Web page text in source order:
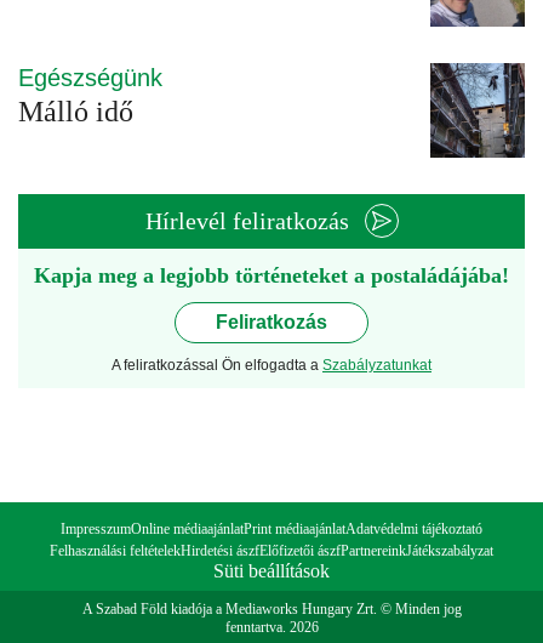
Egészségünk
Málló idő
Hírlevél feliratkozás
Kapja meg a legjobb történeteket a postaládájába!
Feliratkozás
A feliratkozással Ön elfogadta a Szabályzatunkat
ImpresszumOnline médiaajánlatPrint médiaajánlatAdatvédelmi tájékoztató
Felhasználási feltételekHirdetési ászfElőfizetői ászfPartnereinkJátékszabályzat
Süti beállítások
A Szabad Föld kiadója a Mediaworks Hungary Zrt. © Minden jog
fenntartva. 2026